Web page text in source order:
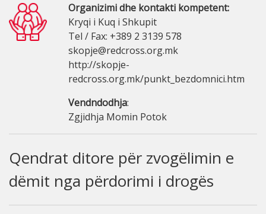
Organizimi dhe kontakti kompetent:
Kryqi i Kuq i Shkupit
Tel / Fax: +389 2 3139 578
skopje@redcross.org.mk
http://skopje-
redcross.org.mk/punkt_bezdomnici.htm
Vendndodhja:
Zgjidhja Momin Potok
Qendrat ditore për zvogëlimin e
dëmit nga përdorimi i drogës